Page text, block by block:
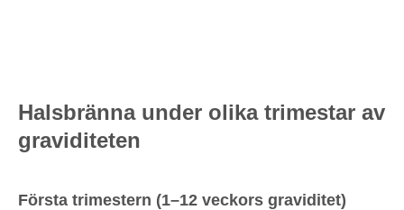
Halsbränna under olika trimestar av
graviditeten
Första trimestern (1–12 veckors graviditet)